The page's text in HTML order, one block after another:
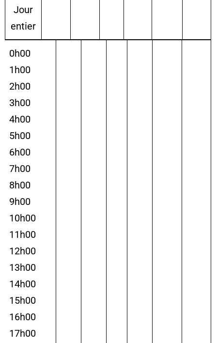
Jour
entier
0h00
1h00
2h00
3h00
4h00
5h00
6h00
7h00
8h00
9h00
10h00
11h00
12h00
13h00
14h00
15h00
16h00
17h00